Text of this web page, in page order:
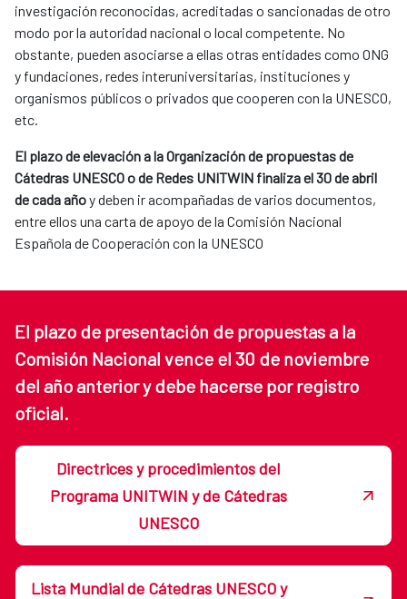
investigación reconocidas, acreditadas o sancionadas de otro
modo por la autoridad nacional o local competente. No
obstante, pueden asociarse a ellas otras entidades como ONG
y fundaciones, redes interuniversitarias, instituciones y
organismos públicos o privados que cooperen con la UNESCO,
etc.
El plazo de elevación a la Organización de propuestas de
Cátedras UNESCO o de Redes UNITWIN finaliza el 30 de abril
de cada añoy deben ir acompañadas de varios documentos,
entre ellos una carta de apoyo de la Comisión Nacional
Española de Cooperación con la UNESCO
El plazo de presentación de propuestas a la
Comisión Nacional vence el 30 de noviembre
del año anterior y debe hacerse por registro
oficial.
Directrices y procedimientos del
Programa UNITWIN y de Cátedras
UNESCO
Lista Mundial de Cátedras UNESCO y